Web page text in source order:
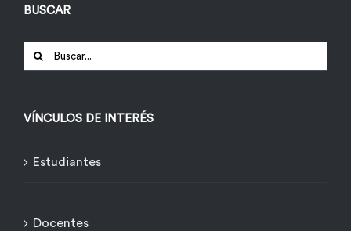
BUSCAR
Buscar:
VÍNCULOS DE INTERÉS
Estudiantes
Docentes